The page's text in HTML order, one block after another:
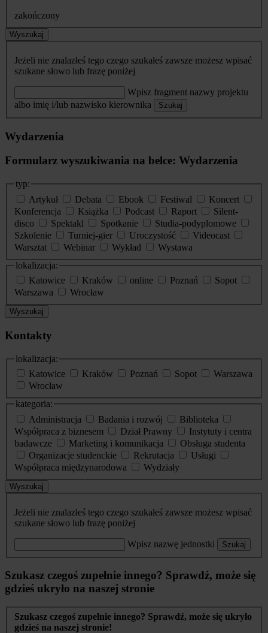
zakończony
Wyszukaj
Jeżeli nie znalazłeś tego czego szukałeś zawsze możesz wpisać
szukane słowo lub frazę poniżej
Wpisz fragment nazwy projektu
albo imię i/lub nazwisko kierownika
Szukaj
Wydarzenia
Formularz wyszukiwania na belce: Wydarzenia
typ:
Artykuł
Debata Ebook Festiwal
Koncert
Konferencja
Książka Podcast Raport
Silent-
disco
Spektakl Spotkanie
Studia-podyplomowe
Szkolenie
Turniej-gier Uroczystość
Videocast
Warsztat
Webinar Wykład
Wystawa
lokalizacja:
Katowice
Kraków online Poznań
Sopot
Warszawa
Wrocław
Wyszukaj
Kontakty
lokalizacja:
Katowice
Kraków Poznań Sopot
Warszawa
Wrocław
kategoria:
Administracja
Badania i rozwój
Biblioteka
Współpraca z biznesem
Dział Prawny
Instytuty i centra
badawcze
Marketing i komunikacja
Obsługa studenta
Organizacje studenckie
Rekrutacja
Usługi
Współpraca międzynarodowa
Wydziały
Wyszukaj
Jeżeli nie znalazłeś tego czego szukałeś zawsze możesz wpisać
szukane słowo lub frazę poniżej
Wpisz nazwę jednostki Szukaj
Szukasz czegoś zupełnie innego? Sprawdź, może się
gdzieś ukryło na naszej stronie
Szukasz czegoś zupełnie innego? Sprawdź, może się ukryło
gdzieś na naszej stronie!